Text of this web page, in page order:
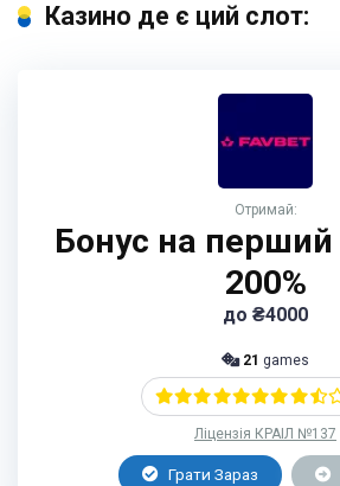
Казино де є ций слот:
Отримай:
Бонус на
200%
до ₴4000
21 games
Ліцензія КРАІЛ №137
Грати Зараз